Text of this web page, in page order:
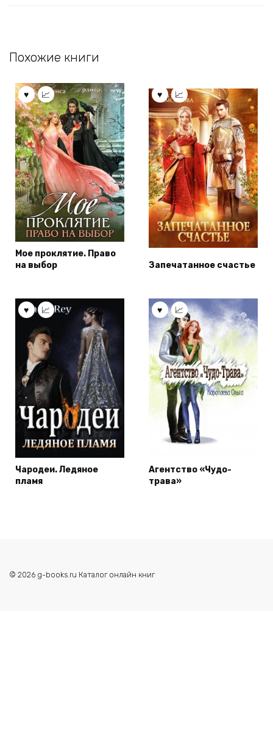
Похожие книги
Мое проклятие. Право
на выбор
Запечатанное счастье
Чародеи. Ледяное
пламя
Агентство «Чудо-
трава»
© 2026 g-books.ru Каталог онлайн книг